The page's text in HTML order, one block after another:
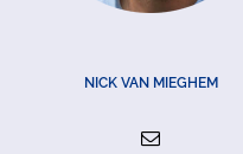
NICK VAN MIEGHEM